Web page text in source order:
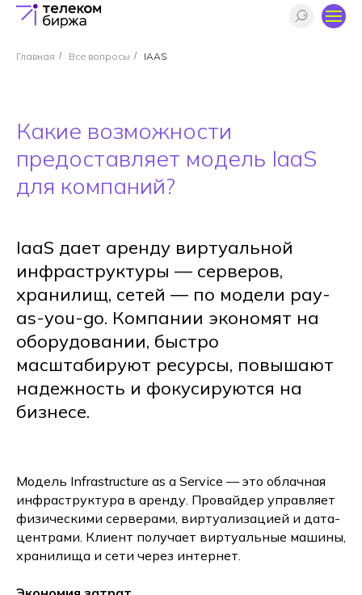
Главная / Все вопросы / IAAS
Какие возможности
предоставляет модель IaaS
для компаний?
IaaS дает аренду виртуальной
инфраструктуры — серверов,
хранилищ, сетей — по модели pay-
as-you-go. Компании экономят на
оборудовании, быстро
масштабируют ресурсы, повышают
надежность и фокусируются на
бизнесе.
Модель Infrastructure as a Service — это облачная
инфраструктура в аренду. Провайдер управляет
физическими серверами, виртуализацией и дата-
центрами. Клиент получает виртуальные машины,
хранилища и сети через интернет.